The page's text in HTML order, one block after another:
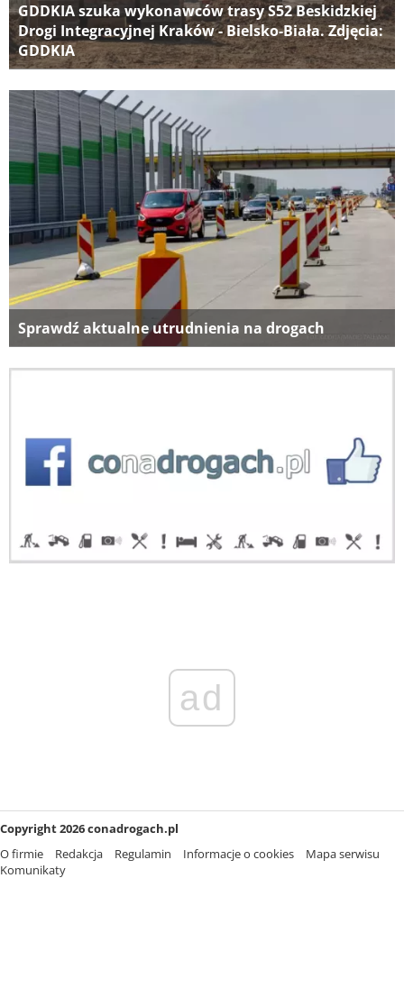
GDDKIA szuka wykonawców trasy S52 Beskidzkiej
Drogi Integracyjnej Kraków - Bielsko-Biała. Zdjęcia:
GDDKIA
Sprawdź aktualne utrudnienia na drogach
ad
Copyright 2026 conadrogach.pl
O firmie
Redakcja Regulamin Informacje o cookies
Mapa serwisu
Komunikaty